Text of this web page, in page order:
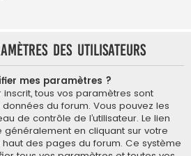
des utilisateurs
mes paramètres ?
inscrit, tous vos paramètres sont
du forum. Vous pouvez les
de contrôle de l’utilisateur. Le lien
en cliquant sur votre
haut des pages du forum. Ce système